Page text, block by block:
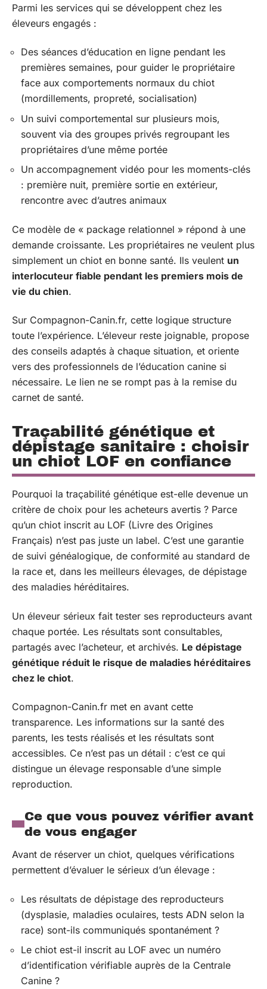
Parmi les services qui se développent chez les
éleveurs engagés :
Des séances d’éducation en ligne pendant les
premières semaines, pour guider le propriétaire
face aux comportements normaux du chiot
(mordillements, propreté, socialisation)
Un suivi comportemental sur plusieurs mois,
souvent via des groupes privés regroupant les
propriétaires d’une même portée
Un accompagnement vidéo pour les moments-clés
: première nuit, première sortie en extérieur,
rencontre avec d’autres animaux
Ce modèle de « package relationnel » répond à une
demande croissante. Les propriétaires ne veulent plus
simplement un chiot en bonne santé. Ils veulent un
interlocuteur fiable pendant les premiers mois de
vie du chien.
Sur Compagnon-Canin.fr, cette logique structure
toute l’expérience. L’éleveur reste joignable, propose
des conseils adaptés à chaque situation, et oriente
vers des professionnels de l’éducation canine si
nécessaire. Le lien ne se rompt pas à la remise du
carnet de santé.
Traçabilité génétique et
dépistage sanitaire : choisir
un chiot LOF en confiance
Pourquoi la traçabilité génétique est-elle devenue un
critère de choix pour les acheteurs avertis ? Parce
qu’un chiot inscrit au LOF (Livre des Origines
Français) n’est pas juste un label. C’est une garantie
de suivi généalogique, de conformité au standard de
la race et, dans les meilleurs élevages, de dépistage
des maladies héréditaires.
Un éleveur sérieux fait tester ses reproducteurs avant
chaque portée. Les résultats sont consultables,
partagés avec l’acheteur, et archivés. Le dépistage
génétique réduit le risque de maladies héréditaires
chez le chiot.
Compagnon-Canin.fr met en avant cette
transparence. Les informations sur la santé des
parents, les tests réalisés et les résultats sont
accessibles. Ce n’est pas un détail : c’est ce qui
distingue un élevage responsable d’une simple
reproduction.
Ce que vous pouvez vérifier avant
de vous engager
Avant de réserver un chiot, quelques vérifications
permettent d’évaluer le sérieux d’un élevage :
Les résultats de dépistage des reproducteurs
(dysplasie, maladies oculaires, tests ADN selon la
race) sont-ils communiqués spontanément ?
Le chiot est-il inscrit au LOF avec un numéro
d’identification vérifiable auprès de la Centrale
Canine ?